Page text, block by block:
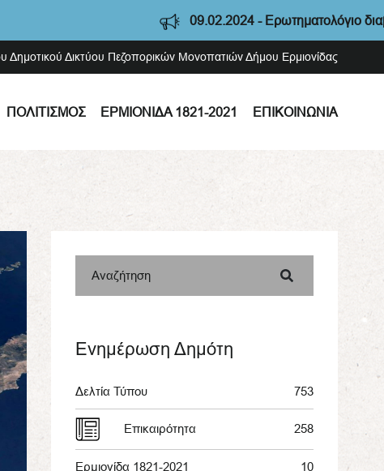
09.02.2024 - Ερωτηματολόγιο
Δημοτικού Δικτύου Πεζοπορικών Μονοπατιών Δήμου Ερμιονίδας
ΠΟΛΙΤΙΣΜΌΣ ΕΡΜΙΟΝΊΔΑ 1821-2021 ΕΠΙΚΟΙΝΩΝΊΑ
Αναζήτηση
Ενημέρωση Δημότη
Δελτία Τύπου 753
Επικαιρότητα 258
Ερμιονίδα 1821-2021 10